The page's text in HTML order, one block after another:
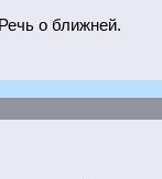
о ближней.